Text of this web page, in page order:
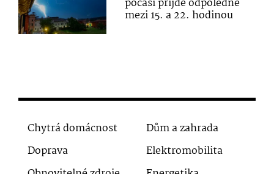
mezi 15. a 22. hodinou
Chytrá domácnost
Dům a zahrada
Doprava
Elektromobilita